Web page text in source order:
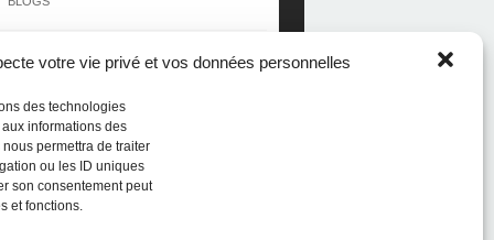
votre vie privé et vos données personnelles
des technologies
informations des
permettra de traiter
ou les ID uniques
son consentement peut
et fonctions.